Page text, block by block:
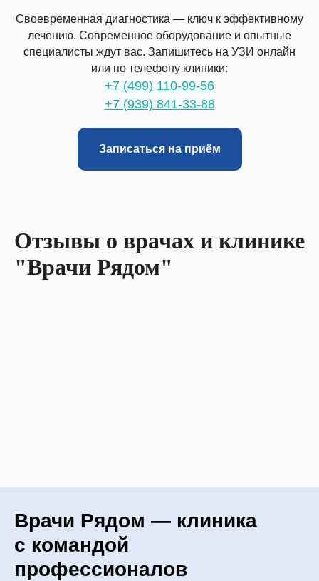
Своевременная диагностика — ключ к эффективному
лечению. Современное оборудование и опытные
специалисты ждут вас. Запишитесь на УЗИ онлайн
или по телефону клиники:
+7 (499) 110-99-56
+7 (939) 841-33-88
Записаться на приём
Отзывы о врачах и клинике
"Врачи Рядом"
Врачи Рядом — клиника
с командой
профессионалов